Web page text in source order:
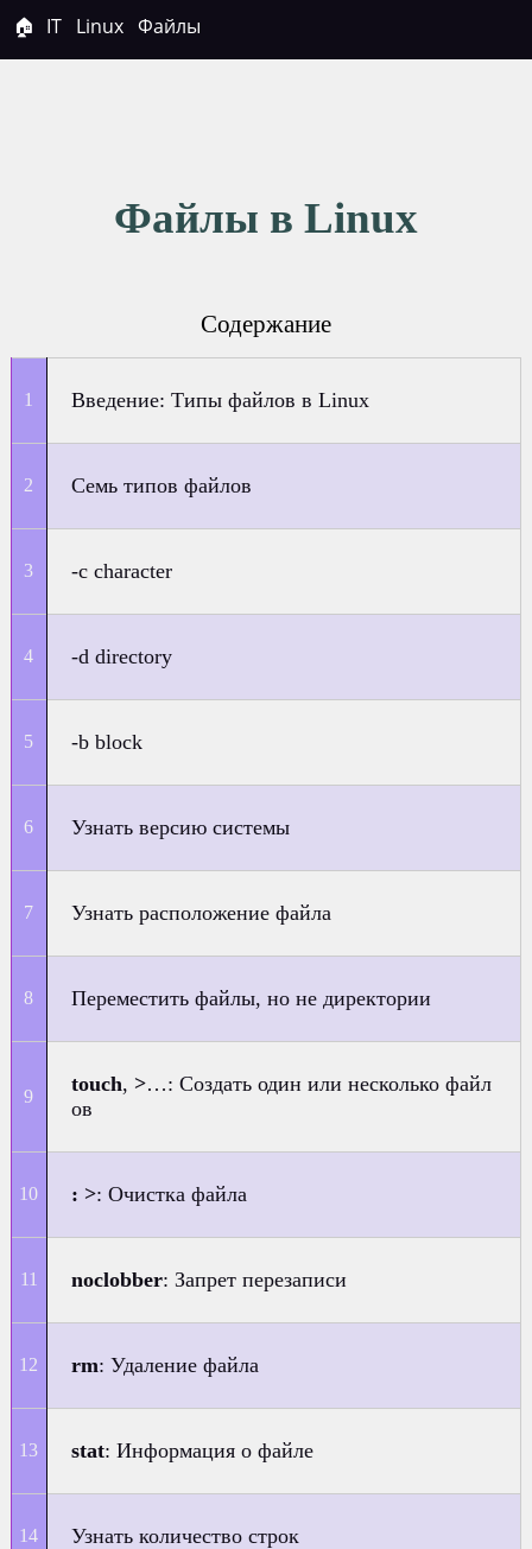
🏠 IT Linux Файлы
Файлы в Linux
Содержание
Введение: Типы файлов в Linux
Семь типов файлов
-c character
-d directory
-b block
Узнать версию системы
Узнать расположение файла
Переместить файлы, но не директории
touch, >…: Создать один или несколько файл
ов
: >: Очистка файла
noclobber: Запрет перезаписи
rm: Удаление файла
stat: Информация о файле
Узнать количество строк